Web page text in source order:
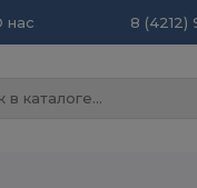
нас 8 (4212)